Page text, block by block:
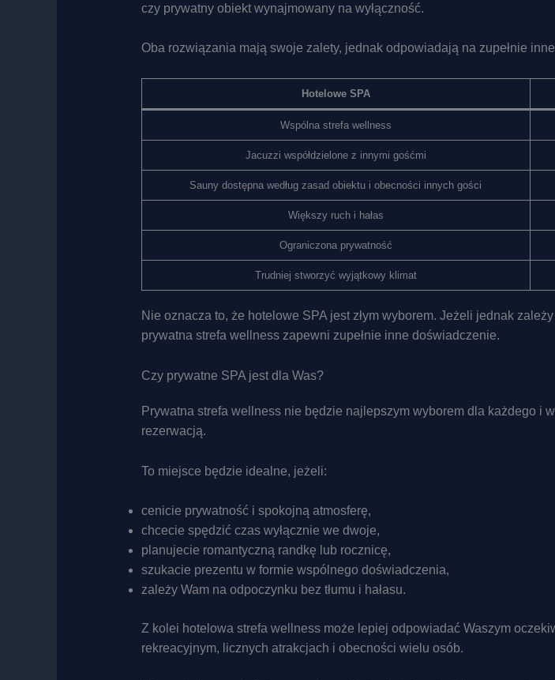
czy prywatny obiekt wynajmowany na wyłączność.
Oba rozwiązania mają swoje zalety, jednak odpowiadają na zupełnie
Hotelowe SPA
Wspólna strefa wellness
Jacuzzi współdzielone z innymi gośćmi
Sauny dostępna według zasad obiektu i obecności innych gości
Większy ruch i hałas
Ograniczona prywatność
Trudniej stworzyć wyjątkowy klimat
Nie oznacza to, że hotelowe SPA jest złym wyborem. Jeżeli jednak
prywatna strefa wellness zapewni zupełnie inne doświadczenie.
Czy prywatne SPA jest dla Was?
Prywatna strefa wellness nie będzie najlepszym wyborem dla każdego i
rezerwacją.
To miejsce będzie idealne, jeżeli:
cenicie prywatność i spokojną atmosferę,
chcecie spędzić czas wyłącznie we dwoje,
planujecie romantyczną randkę lub rocznicę,
szukacie prezentu w formie wspólnego doświadczenia,
zależy Wam na odpoczynku bez tłumu i hałasu.
Z kolei hotelowa strefa wellness może lepiej odpowiadać Waszym
rekreacyjnym, licznych atrakcjach i obecności wielu osób.